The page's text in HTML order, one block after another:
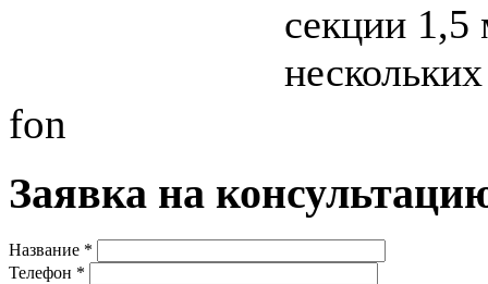
секции 1,5
fon
Заявка на
Название *
Телефон *